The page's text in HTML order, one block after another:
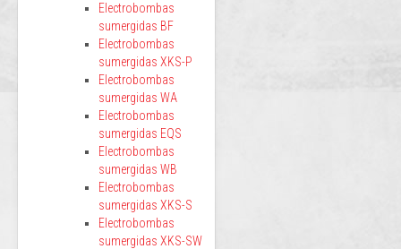
Electrobombas
sumergidas BF
Electrobombas
sumergidas XKS-P
Electrobombas
sumergidas WA
Electrobombas
sumergidas EQS
Electrobombas
sumergidas WB
Electrobombas
sumergidas XKS-S
Electrobombas
sumergidas XKS-SW